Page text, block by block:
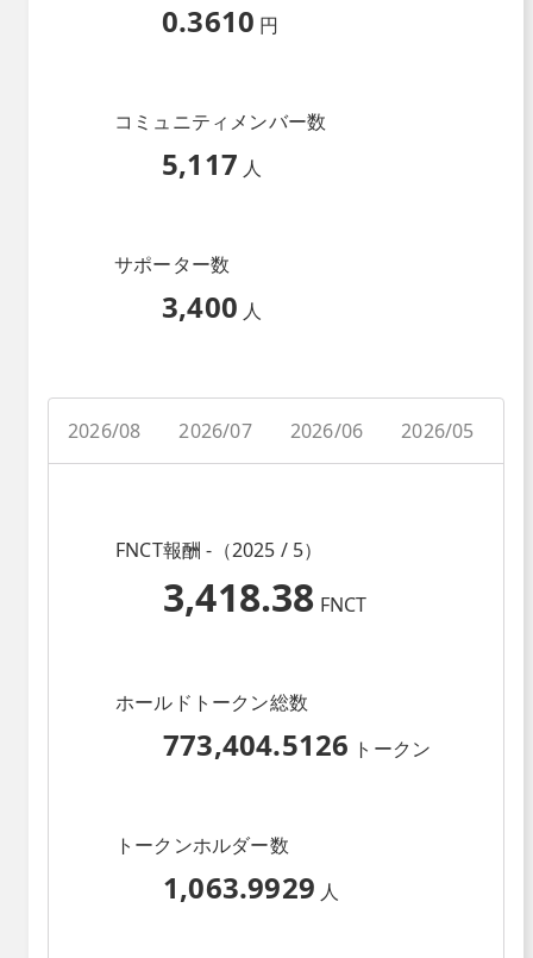
0.3610 円
コミュニティメンバー数
5,117 人
サポーター数
3,400 人
2026/08 2026/07 2026/06 2026/05
FNCT報酬 -（2025 / 5）
3,418.38 FNCT
ホールドトークン総数
773,404.5126 トークン
トークンホルダー数
1,063.9929 人